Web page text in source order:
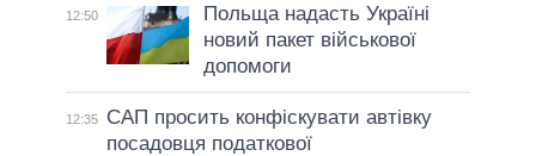
12:50
Польща надасть Україні
новий пакет військової
допомоги
12:35
САП просить конфіскувати автівку
посадовця податкової